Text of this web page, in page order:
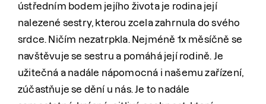
ústředním bodem jejího života je rodina její
nalezené sestry, kterou zcela zahrnula do svého
srdce. Ničím nezatrpkla. Nejméně 1x měsíčně se
navštěvuje se sestru a pomáhá její rodině. Je
užitečná a nadále nápomocná i našemu zařízení,
zúčastňuje se dění u nás. Je to nadále